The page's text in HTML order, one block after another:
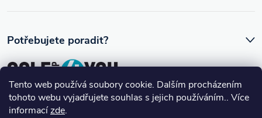
Tento web používá soubory cookie. Dalším procházením
tohoto webu vyjadřujete souhlas s jejich používáním.. Více
informacízde.
Potřebujete poradit?
Ozve se vám skutečný člověk, který golfovému vybavení rozumí.